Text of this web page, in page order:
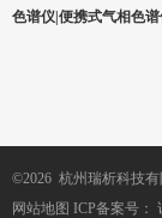
色谱仪|便携式气相色
©2026 杭州瑞析科技有
网站地图 ICP备案号：